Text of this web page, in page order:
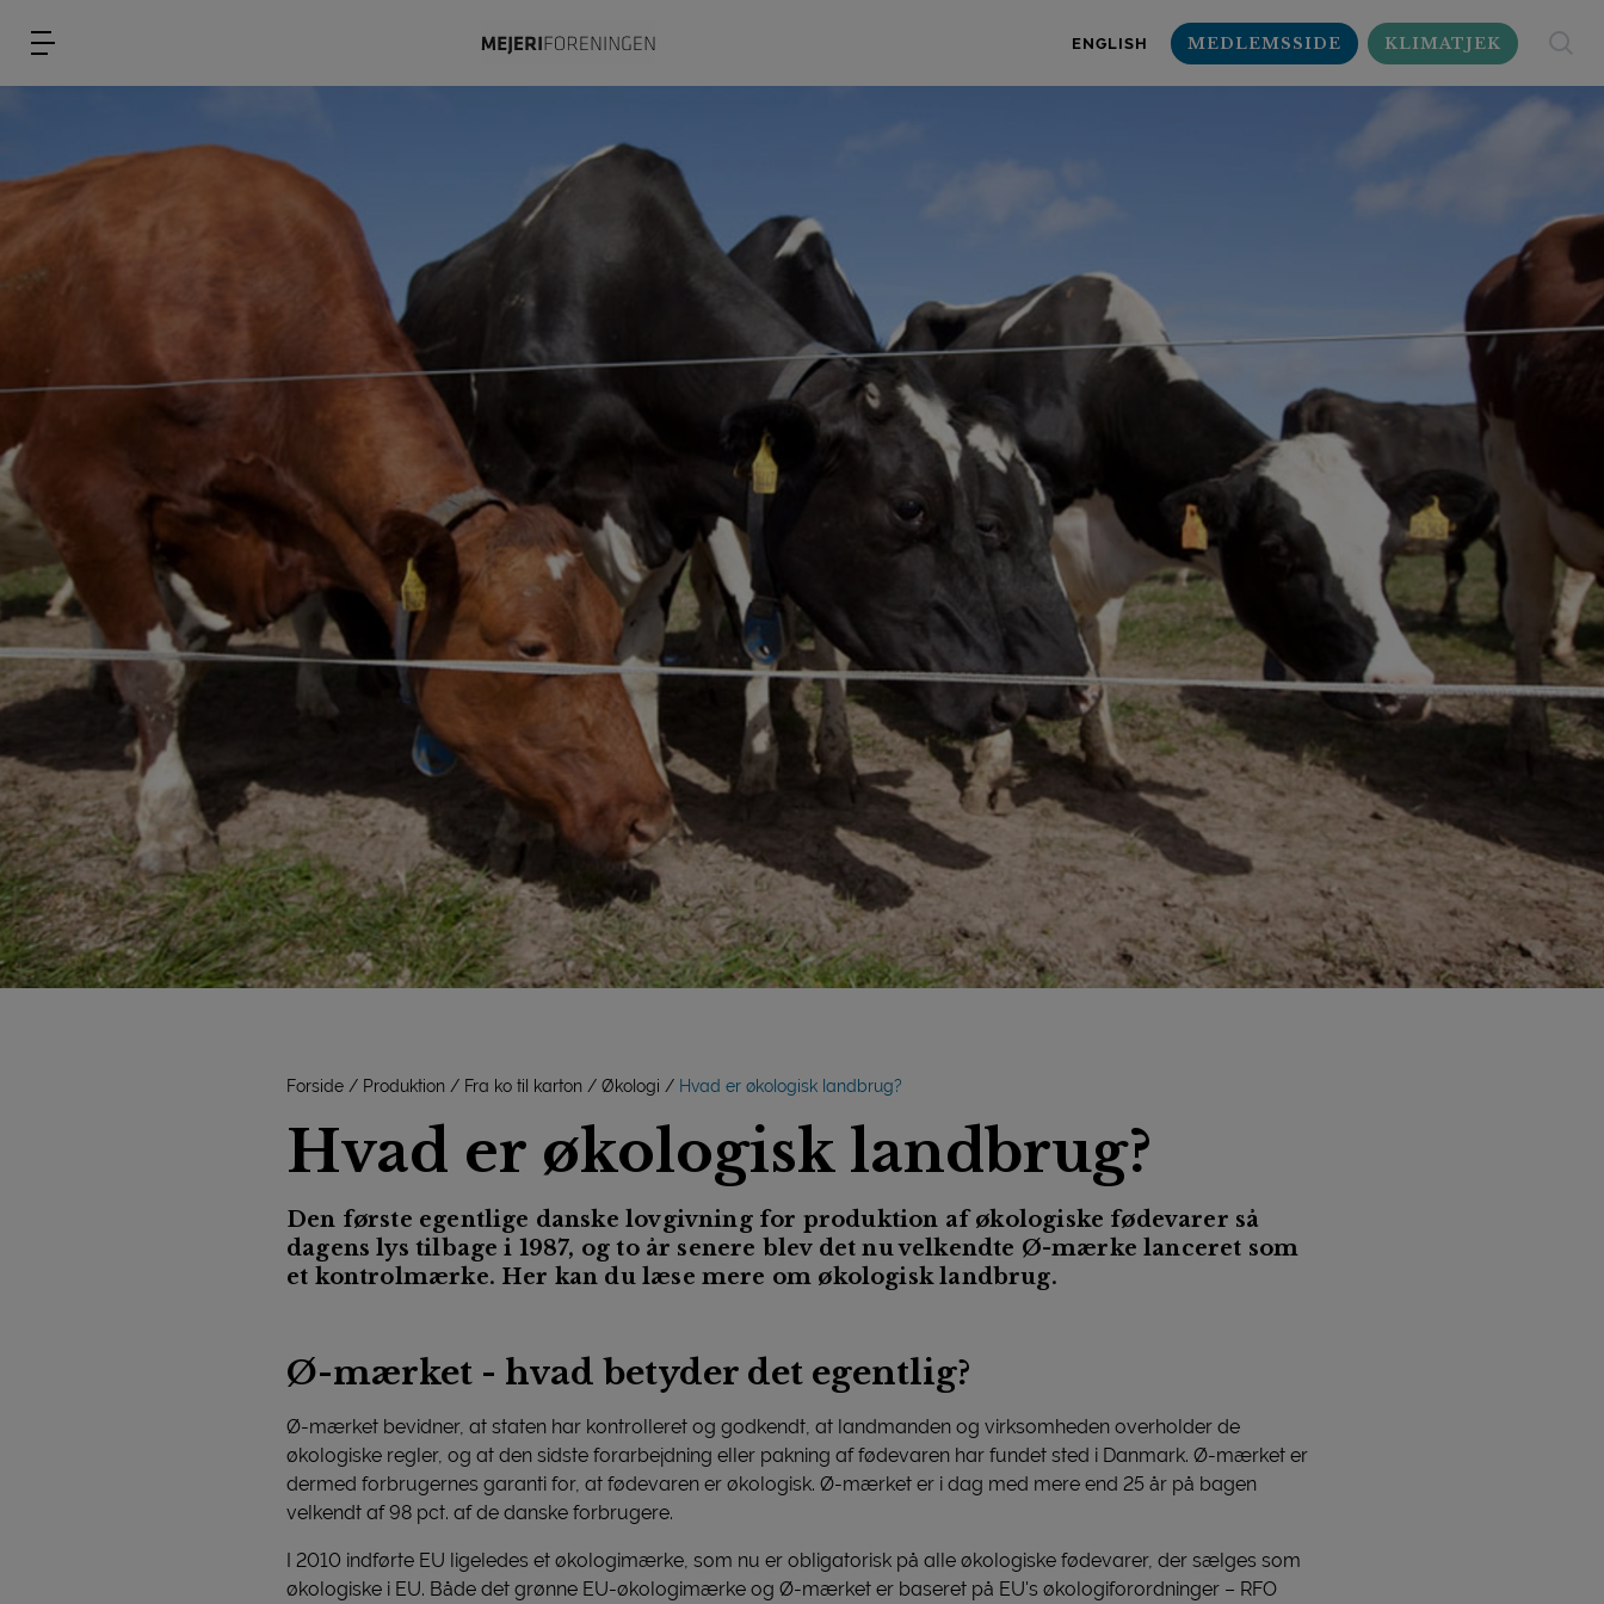
ENGLISH MEDLEMSSIDE KLIMATJEK
Forside Produktion Fra ko til karton Økologi Hvad er økologisk landbrug?
Hvad er økologisk landbrug?
Den første egentlige danske lovgivning for produktion af økologiske fødevarer så
dagens lys tilbage i 1987, og to år senere blev det nu velkendte Ø-mærke lanceret som
et kontrolmærke. Her kan du læse mere om økologisk landbrug.
Ø-mærket - hvad betyder det egentlig?
Ø-mærket bevidner, at staten har kontrolleret og godkendt, at landmanden og virksomheden overholder de
økologiske regler, og at den sidste forarbejdning eller pakning af fødevaren har fundet sted i Danmark. Ø-mærket er
dermed forbrugernes garanti for, at fødevaren er økologisk. Ø-mærket er i dag med mere end 25 år på bagen
velkendt af 98 pct. af de danske forbrugere.
I 2010 indførte EU ligeledes et økologimærke, som nu er obligatorisk på alle økologiske fødevarer, der sælges som
økologiske i EU. Både det grønne EU-økologimærke og Ø-mærket er baseret på EU's økologiforordninger – RFO